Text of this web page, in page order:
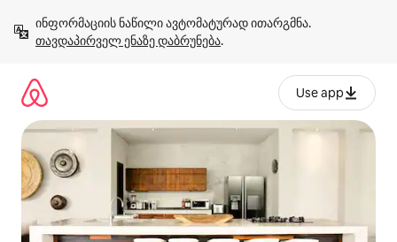
გადასვლა
თავდაპირველ ენაზე დაბრუნება.
Use app